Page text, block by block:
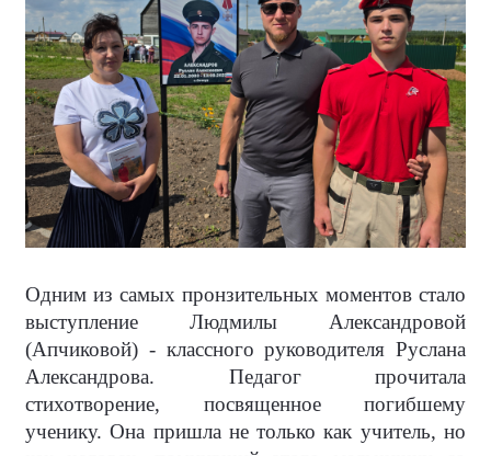
Одним из самых пронзительных моментов стало
выступление Людмилы Александровой
(Апчиковой) - классного руководителя Руслана
Александрова. Педагог прочитала
стихотворение, посвященное погибшему
ученику. Она пришла не только как учитель, но